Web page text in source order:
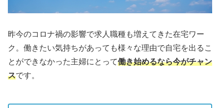
昨今のコロナ禍の影響で求人職種も増えてきた在宅ワー
ク。働きたい気持ちがあっても様々な理由で自宅を出るこ
とができなかった主婦にとって働き始めるなら今がチャン
スです。